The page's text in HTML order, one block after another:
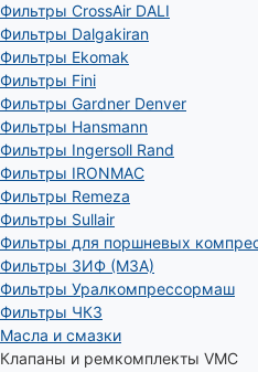
Фильтры CrossAir DALI
Фильтры Dalgakiran
Фильтры Ekomak
Фильтры Fini
Фильтры Gardner Denver
Фильтры Hansmann
Фильтры Ingersoll Rand
Фильтры IRONMAC
Фильтры Remeza
Фильтры Sullair
Фильтры для поршневых
Фильтры ЗИФ (МЗА)
Фильтры Уралкомпрессормаш
Фильтры ЧКЗ
Масла и смазки
Клапаны и ремкомплекты VMC